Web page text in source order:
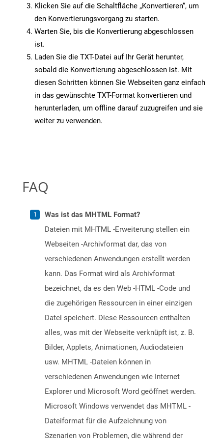
Klicken Sie auf die Schaltfläche „Konvertieren“, um
den Konvertierungsvorgang zu starten.
Warten Sie, bis die Konvertierung abgeschlossen
ist.
Laden Sie die TXT-Datei auf Ihr Gerät herunter,
sobald die Konvertierung abgeschlossen ist. Mit
diesen Schritten können Sie Webseiten ganz einfach
in das gewünschte TXT-Format konvertieren und
herunterladen, um offline darauf zuzugreifen und sie
weiter zu verwenden.
FAQ
Was ist das MHTML Format?
Dateien mit MHTML -Erweiterung stellen ein
Webseiten -Archivformat dar, das von
verschiedenen Anwendungen erstellt werden
kann. Das Format wird als Archivformat
bezeichnet, da es den Web -HTML -Code und
die zugehörigen Ressourcen in einer einzigen
Datei speichert. Diese Ressourcen enthalten
alles, was mit der Webseite verknüpft ist, z. B.
Bilder, Applets, Animationen, Audiodateien
usw. MHTML -Dateien können in
verschiedenen Anwendungen wie Internet
Explorer und Microsoft Word geöffnet werden.
Microsoft Windows verwendet das MHTML -
Dateiformat für die Aufzeichnung von
Szenarien von Problemen, die während der